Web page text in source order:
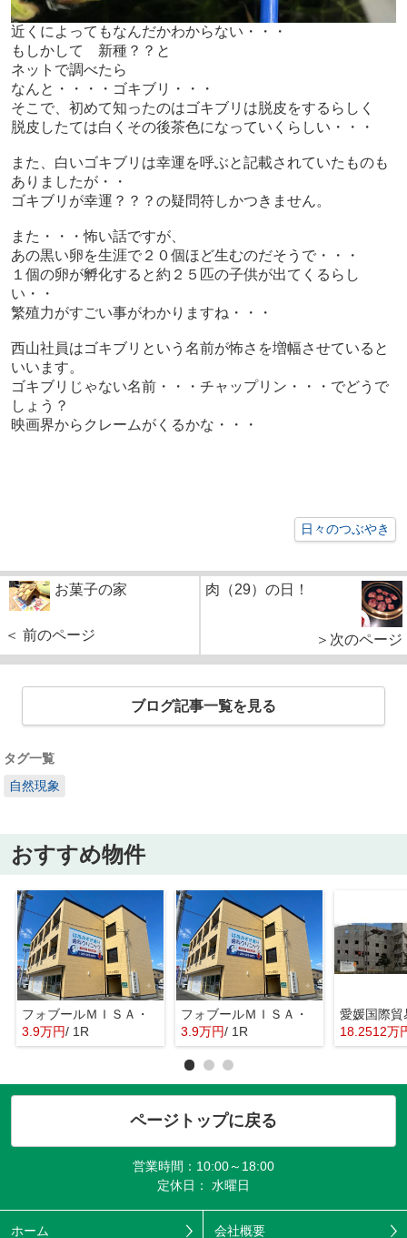
近くによってもなんだかわからない・・・
もしかして 新種？？と
ネットで調べたら
なんと・・・・ゴキブリ・・・
そこで、初めて知ったのはゴキブリは脱皮をするらしく
脱皮したては白くその後茶色になっていくらしい・・・
また、白いゴキブリは幸運を呼ぶと記載されていたものも
ありましたが・・
ゴキブリが幸運？？？の疑問符しかつきません。
また・・・怖い話ですが、
あの黒い卵を生涯で２０個ほど生むのだそうで・・・
１個の卵が孵化すると約２５匹の子供が出てくるらし
い・・
繁殖力がすごい事がわかりますね・・・
西山社員はゴキブリという名前が怖さを増幅させていると
いいます。
ゴキブリじゃない名前・・・チャップリン・・・でどうで
しょう？
映画界からクレームがくるかな・・・
日々のつぶやき
お菓子の家
＜ 前のページ
肉（29）の日！
＞次のページ
ブログ記事一覧を見る
タグ一覧
自然現象
おすすめ物件
フォブールＭＩＳＡ・
3.9万円/ 1R
フォブールＭＩＳＡ・
3.9万円/ 1R 18.2512万
ページトップに戻る
営業時間：10:00～18:00
定休日： 水曜日
ホーム 会社概要